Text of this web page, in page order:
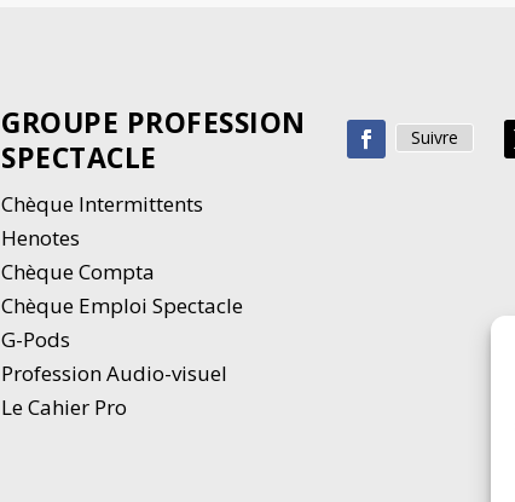
GROUPE PROFESSION
SPECTACLE
Chèque Intermittents
Henotes
Chèque Compta
Chèque Emploi Spectacle
G-Pods
Profession Audio-visuel
Le Cahier Pro
Suivre